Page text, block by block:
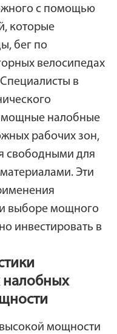
с помощью
которые
бег по
велосипедах
в
мощные налобные
рабочих зон,
свободными для
Эти
выборе мощного
инвестировать в
налобных
мощности